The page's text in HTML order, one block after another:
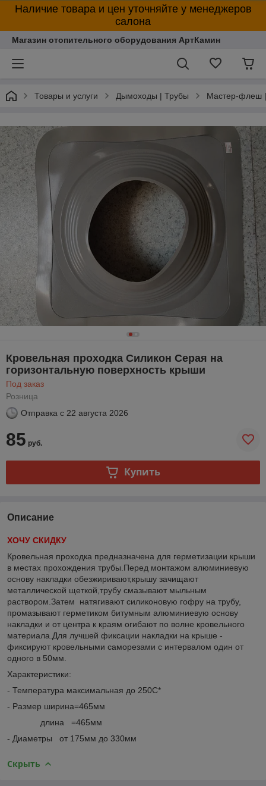
Наличие товара и цен уточняйте у менеджеров
салона
Магазин отопительного оборудования АртКамин
Товары и услуги Дымоходы | Трубы Мастер-флеш
Кровельная проходка Силикон Серая на
горизонтальную поверхность крыши
Под заказ
Розница
Отправка с 22 августа 2026
85 руб.
Купить
Описание
ХОЧУ СКИДКУ
Кровельная проходка предназначена для герметизации крыши
в местах прохождения трубы.Перед монтажом алюминиевую
основу накладки обезжиривают,крышу зачищают
металлической щеткой,трубу смазывают мыльным
раствором.Затем натягивают силиконовую гофру на трубу,
промазывают герметиком битумным алюминиевую основу
накладки и от центра к краям огибают по волне кровельного
материала.Для лучшей фиксации накладки на крыше -
фиксируют кровельными саморезами с интервалом один от
одного в 50мм.
Характеристики:
- Температура максимальная до 250С*
- Размер ширина=465мм
длина =465мм
- Диаметры от 175мм до 330мм
Скрыть